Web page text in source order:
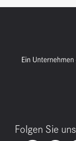
Folgen Sie uns